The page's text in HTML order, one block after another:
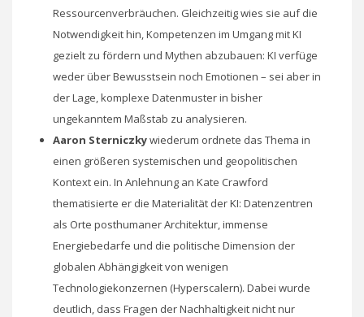
Ressourcenverbräuchen. Gleichzeitig wies sie auf die
Notwendigkeit hin, Kompetenzen im Umgang mit KI
gezielt zu fördern und Mythen abzubauen: KI verfüge
weder über Bewusstsein noch Emotionen – sei aber in
der Lage, komplexe Datenmuster in bisher
ungekanntem Maßstab zu analysieren.
Aaron Sterniczkywiederum ordnete das Thema in
einen größeren systemischen und geopolitischen
Kontext ein. In Anlehnung an Kate Crawford
thematisierte er die Materialität der KI: Datenzentren
als Orte posthumaner Architektur, immense
Energiebedarfe und die politische Dimension der
globalen Abhängigkeit von wenigen
Technologiekonzernen (Hyperscalern). Dabei wurde
deutlich, dass Fragen der Nachhaltigkeit nicht nur